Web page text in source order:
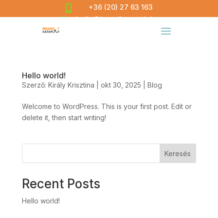
+36 (20) 27 63 163
hello@brandkatapult.hu
Hello world!
Szerző: Király Krisztina okt 30, 2025 Blog
Welcome to WordPress. This is your first post. Edit or
delete it, then start writing!
Keresés
Recent Posts
Hello world!